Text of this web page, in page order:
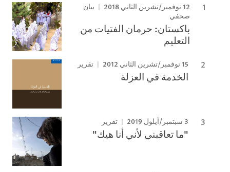
12 نوفمبر/تشرين الثاني 2018
بيان
صحفي
باكستان: حرمان الفتيات من
التعليم
15 نوفمبر/تشرين الثاني 2012 تقرير
الخدمة في العزلة
3 سبتمبر/أيلول 2019 تقرير
"ما تعاقبني لأني أنا هيك"